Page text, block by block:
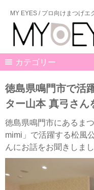
MY EYES / プロ向けまつげエ
カテゴリー
徳島県鳴門市で活
ター山本 真弓さん
徳島県鳴門市にあるま
mimi」で活躍する松風
んにお話をお聞きしまし